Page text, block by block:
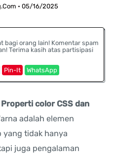
• 05/16/2025
bagi orang lain! Komentar spam
Terima kasih atas partisipasi
Pin-It WhatsApp
color CSS dan
adalah elemen
yang tidak hanya
juga pengalaman